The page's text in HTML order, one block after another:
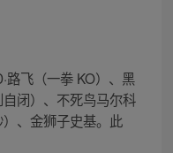
路飞（一拳 KO）、黑
闭）、不死鸟马尔科
）、金狮子史基。此